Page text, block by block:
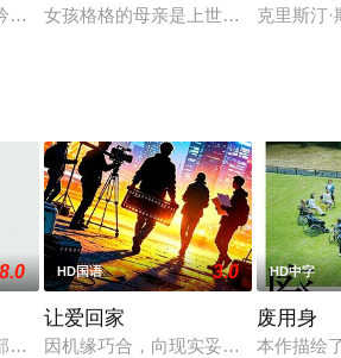
的首部長片作品，講述濱海漁村的故事
女孩格格的母亲是上世纪60年代被送
克里斯汀
8.0
一个小镇的农场，一个怀抱音乐理想的
HD国语 3.0
让爱回家
因机缘巧合，向现实妥协的导演朱达
HD中字
废用身
本作描绘